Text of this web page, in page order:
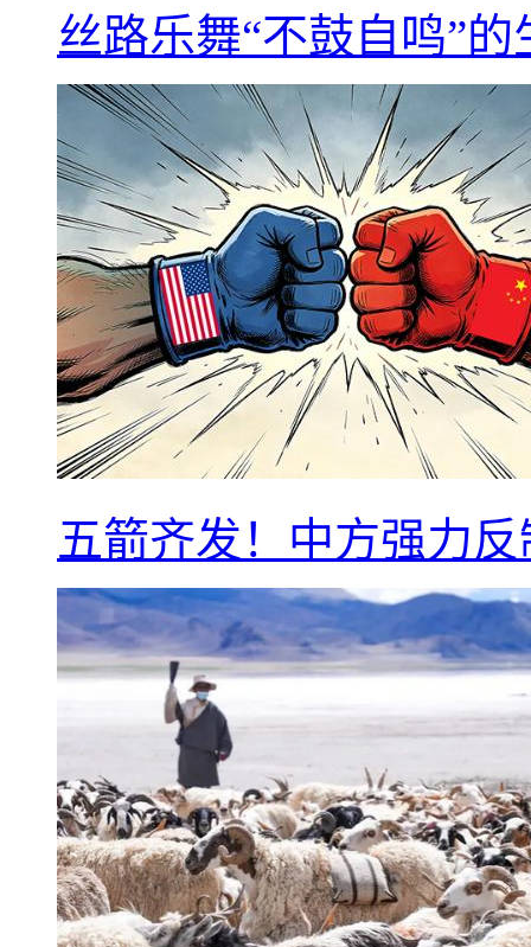
丝路乐舞“不鼓自鸣”
五箭齐发！中方强力